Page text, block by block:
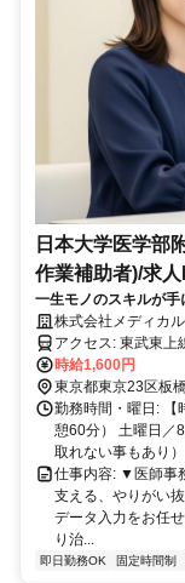
日本大学医学部
作業補助者)/求
一生モノのスキルが
す。✅未経験から需
✅16時半退勤
株式会社メディカ
アクセス: 東武東上線「大山駅」「中板橋駅」より徒歩13分 JR・私鉄
各線「池袋駅」西
「千川駅」よりバ
10分程度です！ ⏩意外と交通便利です 東武東上線「大山駅」と「中
板橋駅」からは徒
お住まいのスタッ
口のバスターミナ
す！
時給1,600円
東京都東京23区板
勤務時間・曜日:
憩60分） 土曜日
取れない事もあり
仕事内容: ▼医師事
支える、やりがい
データ入力をお任
り治...
即日勤務OK 固定時間制